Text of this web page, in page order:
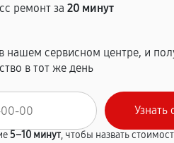
ремонт за20 минут
нашем сервисном центре, и
в тот же день
5–10 минут, чтобы назвать